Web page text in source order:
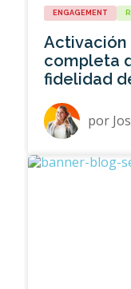
ENGAGEMENT
Activación
completa
fidelidad
por